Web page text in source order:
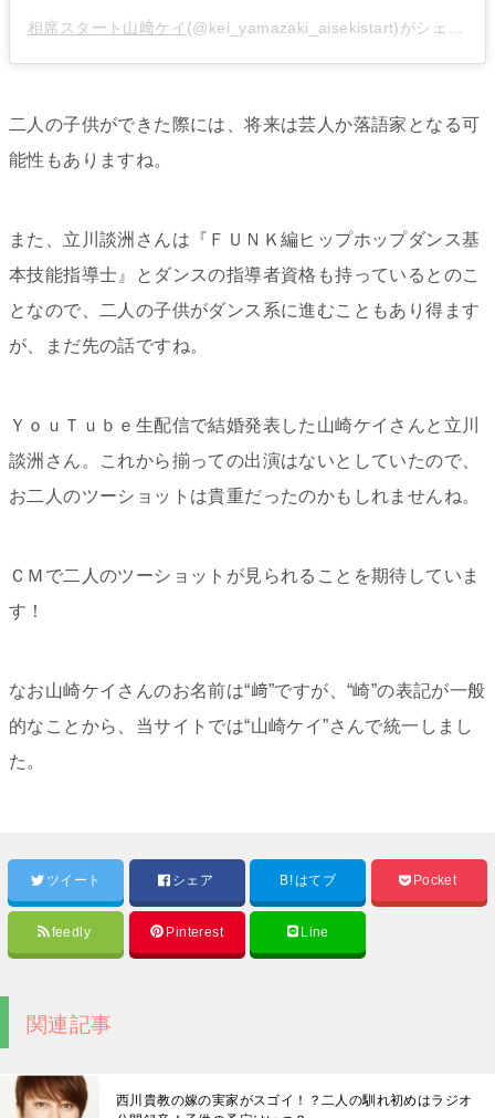
相席スタート山﨑ケイ (@kei_yamazaki_aisekistart)がシェアした投稿 –
二人の子供ができた際には、将来は芸人か落語家となる可
能性もありますね。
また、立川談洲さんは『ＦＵＮＫ 編 ヒップホップダンス基
本技能指導士』とダンスの指導者資格も持っているとのこ
となので、二人の子供がダンス系に進むこともあり得ます
が、まだ先の話ですね。
ＹｏｕＴｕｂｅ生配信で結婚発表した山崎ケイさんと立川
談洲さん。これから揃っての出演はないとしていたので、
お二人のツーショットは貴重だったのかもしれませんね。
ＣＭで二人のツーショットが見られることを期待していま
す！
なお山崎ケイさんのお名前は“﨑”ですが、“崎”の表記が一般
的なことから、当サイトでは“山崎ケイ”さんで統一しまし
た。
ツイート シェア B!はてブ Pocket
feedly Pinterest Line
関連記事
西川貴教の嫁の実家がスゴイ！？二人の馴れ初めはラジオ